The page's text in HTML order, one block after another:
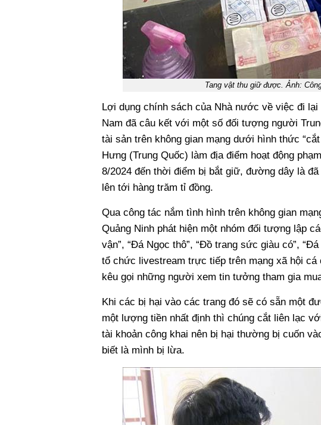
Tang vật thu giữ được. Ảnh:
Lợi dụng chính sách của Nhà nước về việc đi
Nam đã câu kết với một số đối tượng người
tài sản trên không gian mạng dưới hình thức
Hưng (Trung Quốc) làm địa điểm hoạt động
8/2024 đến thời điểm bị bắt giữ, đường dây là
lên tới hàng trăm tỉ đồng.
Qua công tác nắm tình hình trên không gian
Quảng Ninh phát hiện một nhóm đối tượng lập
vận”, “Đá Ngọc thô”, “Đồ trang sức giàu có”,
tổ chức livestream trực tiếp trên mạng xã hội
kêu gọi những người xem tin tưởng tham gia
Khi các bị hại vào các trang đó sẽ có sẵn một
một lượng tiền nhất định thì chúng cắt liên lạc
tài khoản công khai nên bị hại thường bị cuốn
biết là mình bị lừa.